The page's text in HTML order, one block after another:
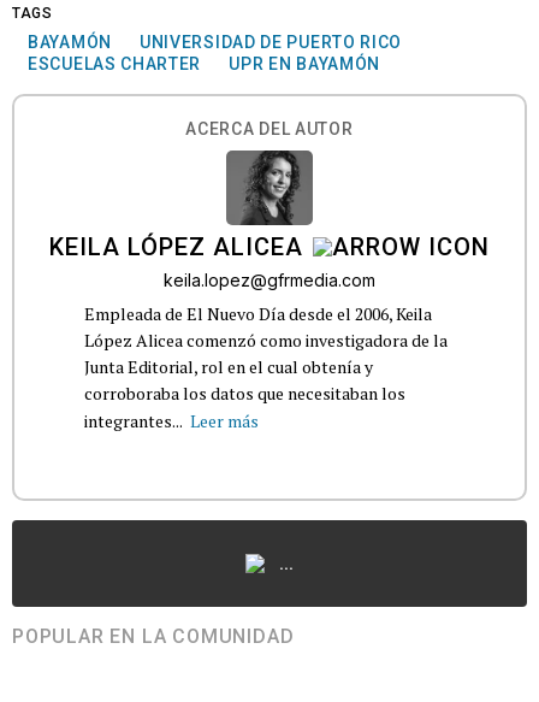
TAGS
BAYAMÓN
UNIVERSIDAD DE PUERTO RICO
ESCUELAS CHARTER
UPR EN BAYAMÓN
ACERCA DEL AUTOR
KEILA LÓPEZ ALICEA
keila.lopez@gfrmedia.com
Empleada de El Nuevo Día desde el 2006, Keila
López Alicea comenzó como investigadora de la
Junta Editorial, rol en el cual obtenía y
corroboraba los datos que necesitaban los
integrantes... Leer más
...
POPULAR EN LA COMUNIDAD